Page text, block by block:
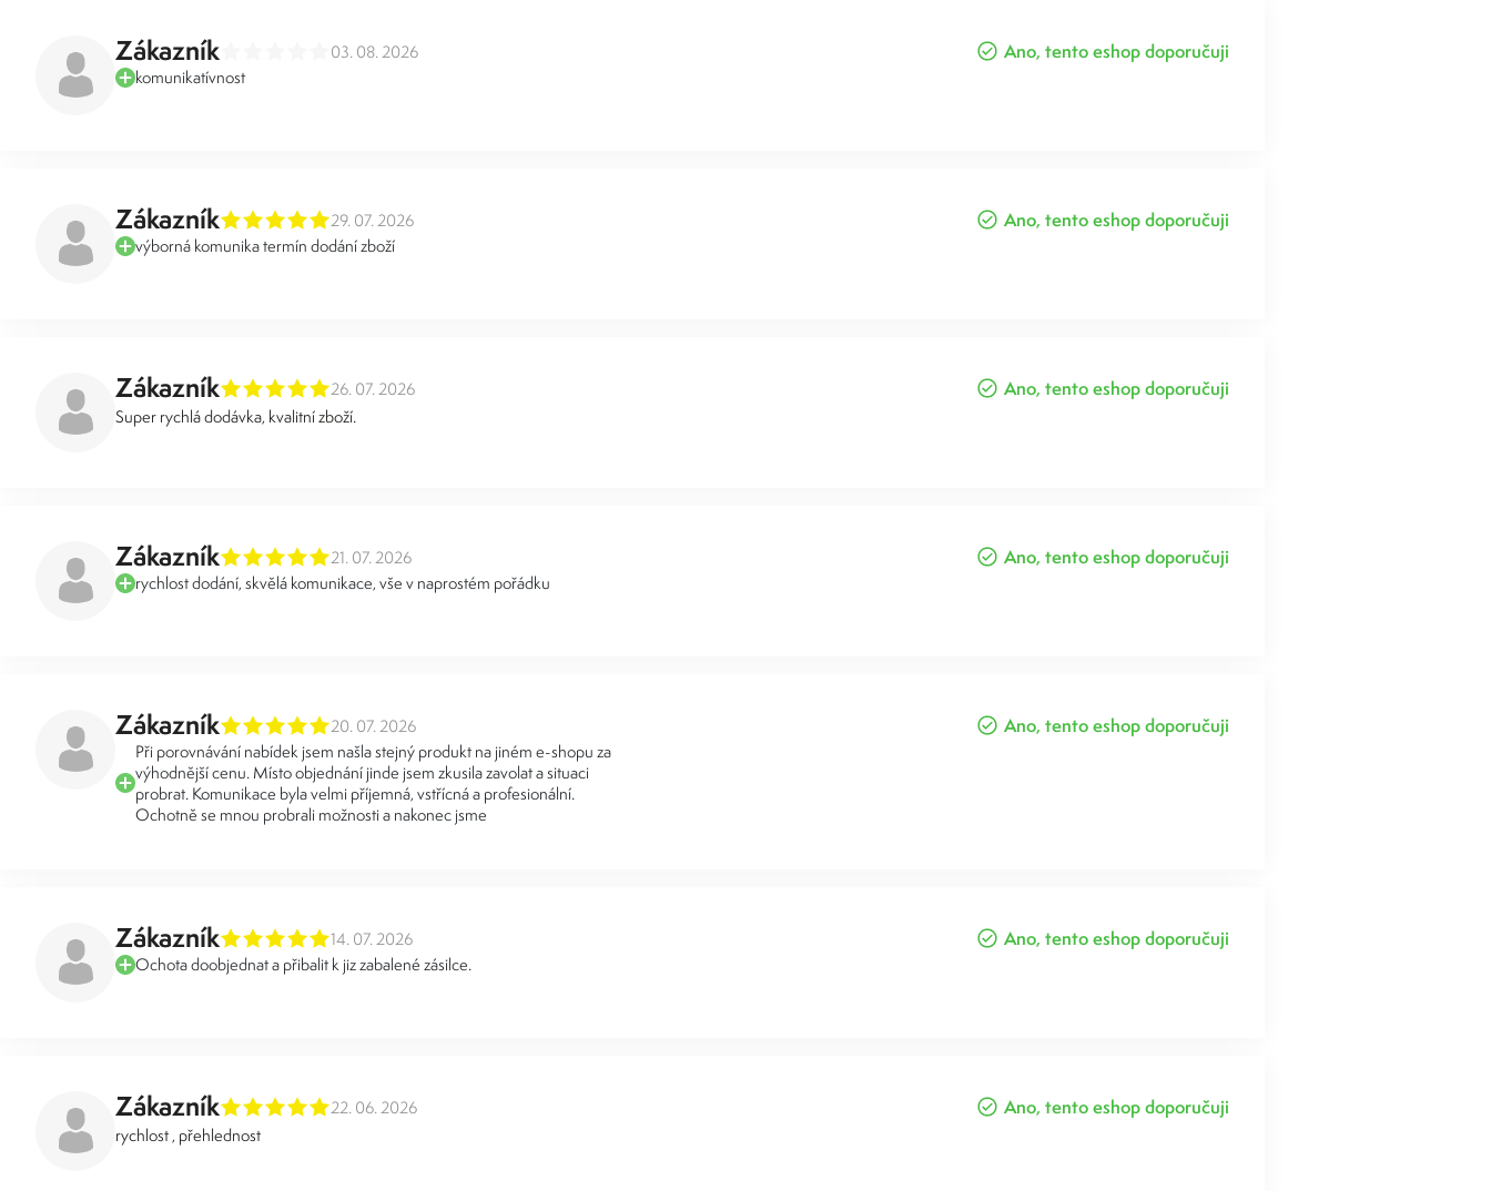
Zákazník 03. 08. 2026 Ano, tento eshop doporučuji
komunikatívnost
Zákazník 29. 07. 2026 Ano, tento eshop doporučuji
výborná komunika termín dodání zboží
Zákazník 26. 07. 2026 Ano, tento eshop doporučuji
Super rychlá dodávka, kvalitní zboží.
Zákazník 21. 07. 2026 Ano, tento eshop doporučuji
rychlost dodání, skvělá komunikace, vše v naprostém pořádku
Zákazník 20. 07. 2026 Ano, tento eshop doporučuji
Při porovnávání nabídek jsem našla stejný produkt na jiném e-shopu za
výhodnější cenu. Místo objednání jinde jsem zkusila zavolat a situaci
probrat. Komunikace byla velmi příjemná, vstřícná a profesionální.
Ochotně se mnou probrali možnosti a nakonec jsme
Zákazník 14. 07. 2026 Ano, tento eshop doporučuji
Ochota doobjednat a přibalit k jiz zabalené zásilce.
Zákazník 22. 06. 2026 Ano, tento eshop doporučuji
rychlost , přehlednost